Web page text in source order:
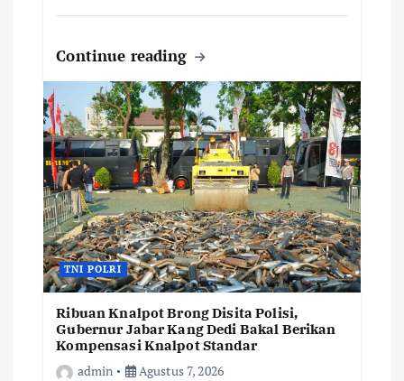
Continue reading
TNI POLRI
Ribuan Knalpot Brong Disita Polisi,
Gubernur Jabar Kang Dedi Bakal Berikan
Kompensasi Knalpot Standar
admin
Agustus 7, 2026